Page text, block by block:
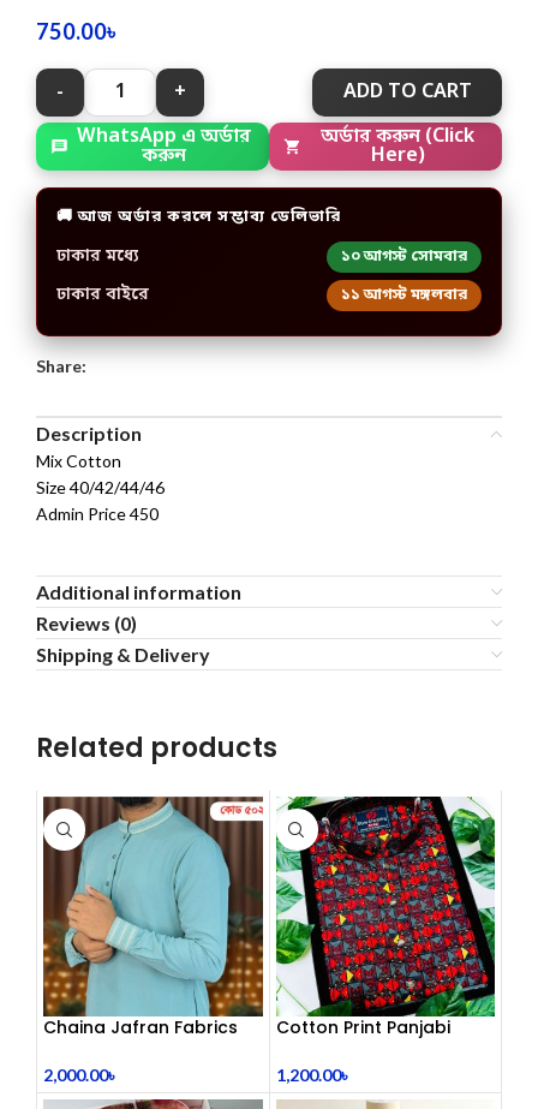
750.00৳
ADD TO CART
WhatsApp এ অর্ডার
করুন
অর্ডার করুন (Click
Here)
🚚 আজ অর্ডার করলে সম্ভাব্য ডেলিভারি
ঢাকার মধ্যে ১০ আগস্ট সোমবার
ঢাকার বাইরে ১১ আগস্ট মঙ্গলবার
Share:
Description
Mix Cotton
Size 40/42/44/46
Admin Price 450
Additional information
Reviews (0)
Shipping & Delivery
Related products
Chaina Jafran Fabrics
2,000.00৳
Cotton Print Panjabi
1,200.00৳